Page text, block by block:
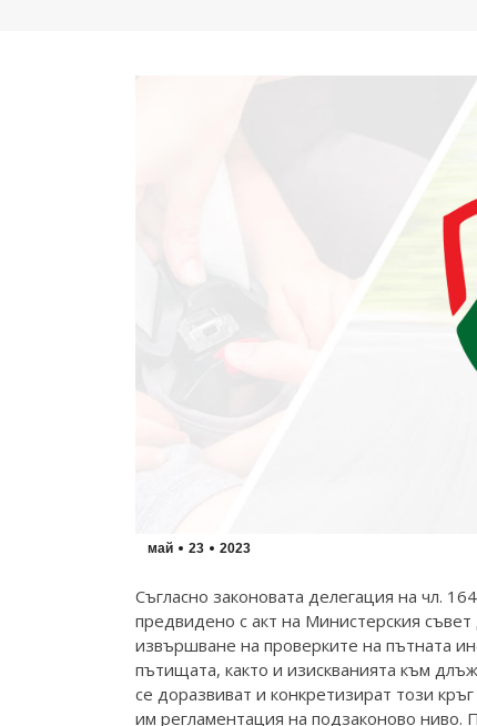
май 23 2023
Съгласно законовата делегация на чл.
предвидено с акт на Министерския
извършване на проверките на пътната
пътищата, както и изискванията към
се доразвиват и конкретизират този
им регламентация на подзаконово ниво.